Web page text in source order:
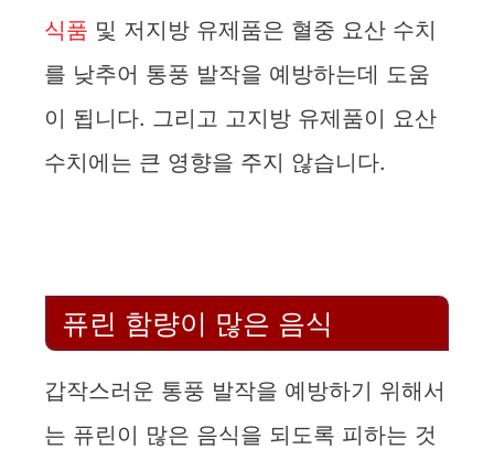
식품 및 저지방 유제품은 혈중 요산 수치
를 낮추어 통풍 발작을 예방하는데 도움
이 됩니다. 그리고 고지방 유제품이 요산
수치에는 큰 영향을 주지 않습니다.
퓨린 함량이 많은 음식
갑작스러운 통풍 발작을 예방하기 위해서
는 퓨린이 많은 음식을 되도록 피하는 것